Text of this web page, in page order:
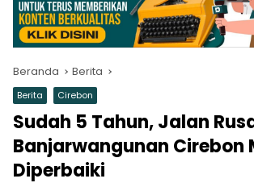
Beranda Berita
Berita Cirebon
Sudah 5 Tahun, Jalan
Banjarwangunan Cirebon
Diperbaiki